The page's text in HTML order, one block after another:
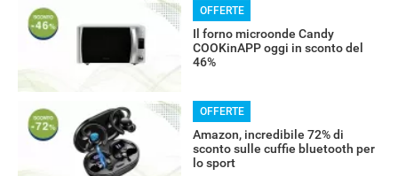
OFFERTE
Il forno microonde Candy
COOKinAPP oggi in sconto del
46%
OFFERTE
Amazon, incredibile 72% di
sconto sulle cuffie bluetooth per
lo sport